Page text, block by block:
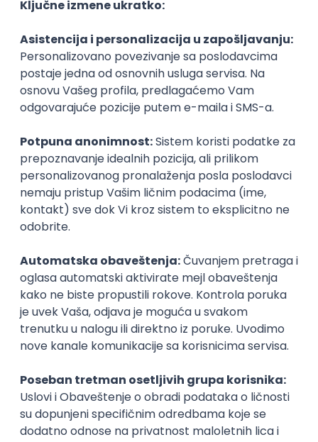
Slična dešavanja
ATLANTIS ▪︎ Manja Ristić i Aleksandar
Lazar
11.06.26. Beograd